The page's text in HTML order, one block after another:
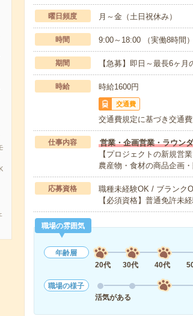
曜日頻度 月～金（土日祝休み）
時間 9:00～18:00 （実働8時
期間 【急募】即日～最長6ヶ
時給 時給1600円
交通費
交通費規定に基づき交通
仕事内容
営業・企画営業・ラウン
【プロジェクトの新規営
農産物・食材の商品企画
応募資格
職種未経験OK / ブランク
【必須資格】普通免許未経
職場の雰囲気
年齢層
20代
30代 40代
職場の様子
活気がある